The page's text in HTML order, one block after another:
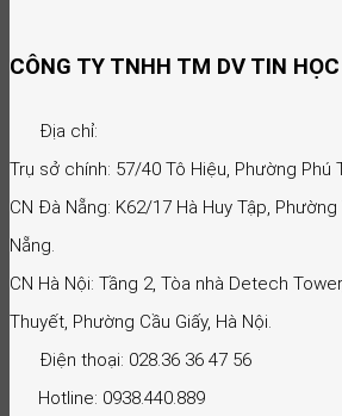
CÔNG TY TNHH TM DV TIN
Địa chỉ:
Trụ sở chính: 57/40 Tô Hiệu, Phường Phú
CN Đà Nẵng: K62/17 Hà Huy Tập,
Nẵng.
CN Hà Nội: Tầng 2, Tòa nhà Detech
Thuyết, Phường Cầu Giấy, Hà Nội.
Điện thoại: 028.36 36 47 56
Hotline: 0938.440.889